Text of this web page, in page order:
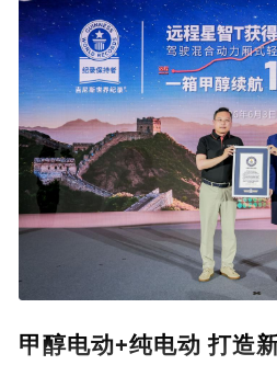
甲醇电动+纯电动 打造